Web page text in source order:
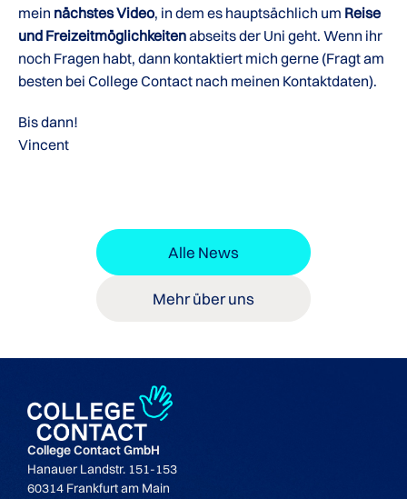
mein nächstes Video, in dem es hauptsächlich um Reise
und Freizeitmöglichkeitenabseits der Uni geht. Wenn ihr
noch Fragen habt, dann kontaktiert mich gerne (Fragt am
besten bei College Contact nach meinen Kontaktdaten).
Bis dann!
Vincent
Alle News
Mehr über uns
College Contact GmbH
Hanauer Landstr. 151-153
60314 Frankfurt am Main